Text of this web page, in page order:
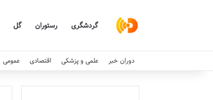
گردشگری رستوران گل
دوران خبر علمی و پزشکی اقتصادی عمومی